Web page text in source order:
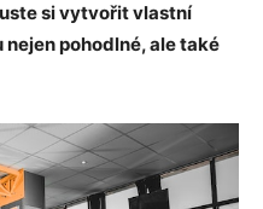
si vytvořit vlastní
pohodlné, ale také